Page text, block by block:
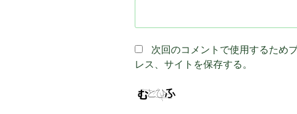
次回のコメントで使用するため
レス、サイトを保存する。